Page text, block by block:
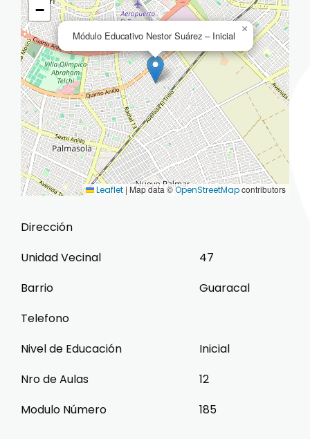
Módulo Educativo Nestor Suárez – Inicial
×
−
Leaflet | Map data ©OpenStreetMapcontributors
Dirección
Unidad Vecinal
47
Barrio
Guaracal
Telefono
Nivel de Educación
Inicial
Nro de Aulas
12
Modulo Número
185